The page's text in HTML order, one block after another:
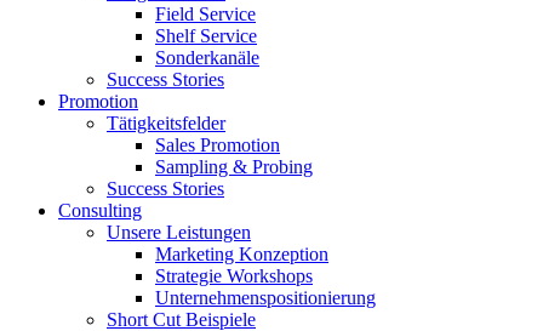
Field Service
Shelf Service
Sonderkanäle
Success Stories
Promotion
Tätigkeitsfelder
Sales Promotion
Sampling & Probing
Success Stories
Consulting
Unsere Leistungen
Marketing Konzeption
Strategie Workshops
Unternehmenspositionierung
Short Cut Beispiele